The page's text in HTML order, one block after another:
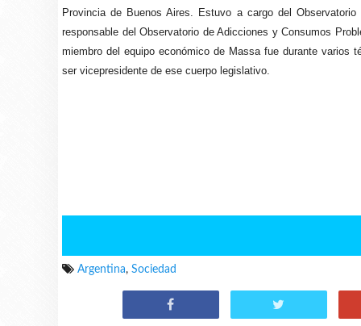
Provincia de Buenos Aires. Estuvo a cargo del
responsable del Observatorio de Adicciones y Consumos
miembro del equipo económico de Massa fue durante varios
ser vicepresidente de ese cuerpo legislativo.
Argentina, Sociedad